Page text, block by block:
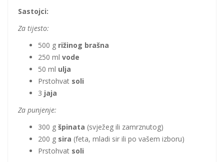
Sastojci:
Za tijesto:
500 g rižinog brašna
250 ml vode
50 ml ulja
Prstohvat soli
3 jaja
Za punjenje:
300 g špinata (svježeg ili zamrznutog)
200 g sira (feta, mladi sir ili po vašem izboru)
Prstohvat soli